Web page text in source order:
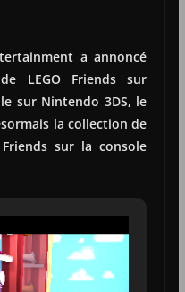
a annoncé
LEGO Friends sur
sur Nintendo 3DS, le
la collection de
sur la console